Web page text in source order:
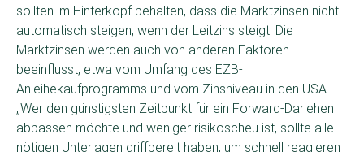
sollten im Hinterkopf behalten, dass die Marktzinsen nicht
automatisch steigen, wenn der Leitzins steigt. Die
Marktzinsen werden auch von anderen Faktoren
beeinflusst, etwa vom Umfang des EZB-
Anleihekaufprogramms und vom Zinsniveau in den USA.
„Wer den günstigsten Zeitpunkt für ein Forward-Darlehen
abpassen möchte und weniger risikoscheu ist, sollte alle
nötigen Unterlagen griffbereit haben, um schnell reagieren